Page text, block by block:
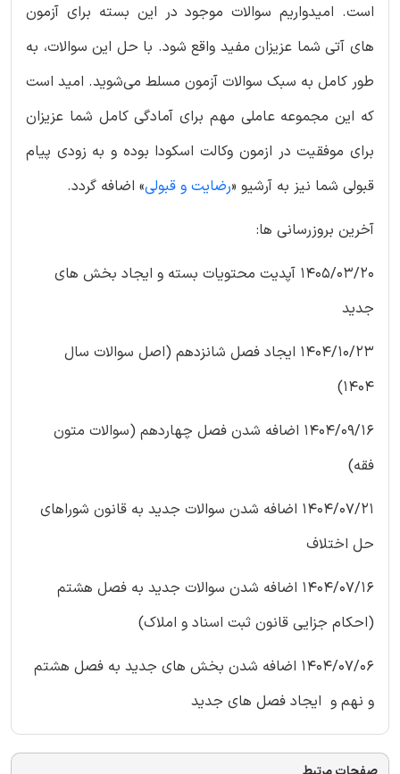
است. امیدواریم سوالات موجود در این بسته برای آزمون
های آتی شما عزیزان مفید واقع شود. با حل این سوالات، به
طور کامل به سبک سوالات آزمون مسلط می‌شوید. امید است
که این مجموعه عاملی مهم برای آمادگی کامل شما عزیزان
برای موفقیت در ازمون وکالت اسکودا بوده و به زودی پیام
قبولی شما نیز به آرشیو «رضایت و قبولی» اضافه گردد.
آخرین بروزرسانی ها:
1405/03/20 آپدیت محتویات بسته و ایجاد بخش های
جدید
1404/10/23 ایجاد فصل شانزدهم (اصل سوالات سال
1404)
1404/09/16 اضافه شدن فصل چهاردهم (سوالات متون
فقه)
1404/07/21 اضافه شدن سوالات جدید به قانون شوراهای
حل اختلاف
1404/07/16 اضافه شدن سوالات جدید به فصل هشتم
(احکام جزایی قانون ثبت اسناد و املاک)
1404/07/06 اضافه شدن بخش های جدید به فصل هشتم
و نهم و ایجاد فصل های جدید